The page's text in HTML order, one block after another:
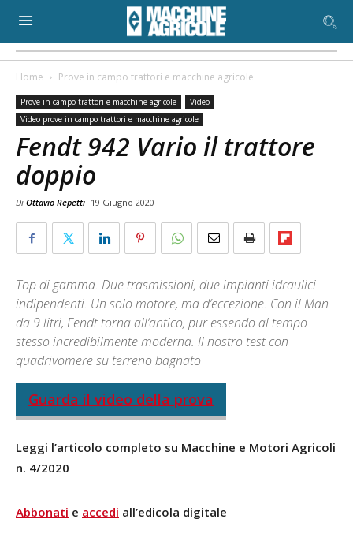
Home Prove in campo trattori e macchine agricole
Prove in campo trattori e macchine agricole
Video
Video prove in campo trattori e macchine agricole
Fendt 942 Vario il trattore
doppio
Di Ottavio Repetti 19 Giugno 2020
Top di gamma. Due trasmissioni, due impianti idraulici
indipendenti. Un solo motore, ma d’eccezione. Con il Man
da 9 litri, Fendt torna all’antico, pur essendo al tempo
stesso incredibilmente moderna. Il nostro test con
quadrivomere su terreno bagnato
Guarda il video della prova
Leggi l’articolo completo su Macchine e Motori Agricoli
n. 4/2020
Abbonati e accedi all’edicola digitale